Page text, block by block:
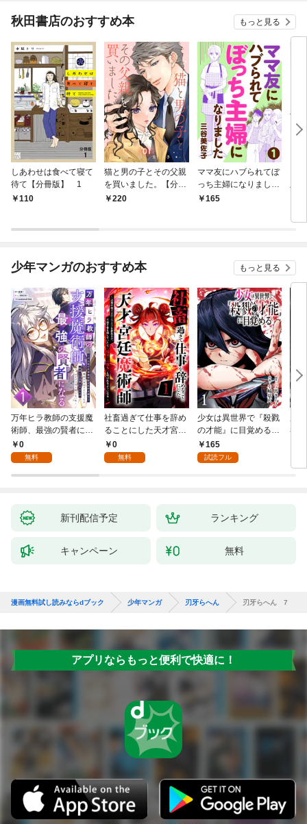
秋田書店のおすすめ本 もっと見る
しあわせは食べて寝て
待て【分冊版】 1
110
猫と男の子とその父親
を買いました。【分冊
版】 1
220
ママ友にハブられてぼ
っち主婦になりました
【分冊版】 1
165
版
少年マンガのおすすめ本 もっと見る
万年ヒラ教師の支援魔
術師、最強の賢者にな
る～不人気の支援魔術
師は給料泥棒だと魔術
が、出世した元教え子
0
無料
社畜過ぎて仕事を辞め
ることにした天才宮廷
魔術師～辺境の地でス
ローライフを夢見る
0
無料
少女は異世界で『殺戮
の才能』に目覚める
(話売り) #1
165
試読フル
者
新刊配信予定 ランキング
キャンペーン 無料
漫画無料試し読みならdブック 少年マンガ 刃牙らへん 刃牙らへん 7
アプリならもっと便利で快適に！